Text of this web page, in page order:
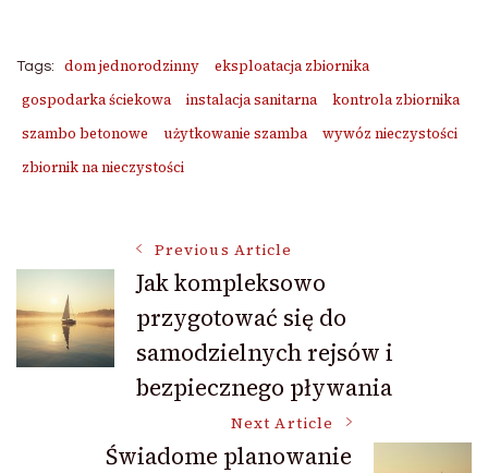
Tags: dom jednorodzinny
eksploatacja zbiornika
gospodarka ściekowa
instalacja sanitarna
kontrola zbiornika
szambo betonowe
użytkowanie szamba
wywóz nieczystości
zbiornik na nieczystości
Post
Navigation
Previous Article
Jak kompleksowo
przygotować się do
samodzielnych rejsów i
bezpiecznego pływania
Next Article
Świadome planowanie